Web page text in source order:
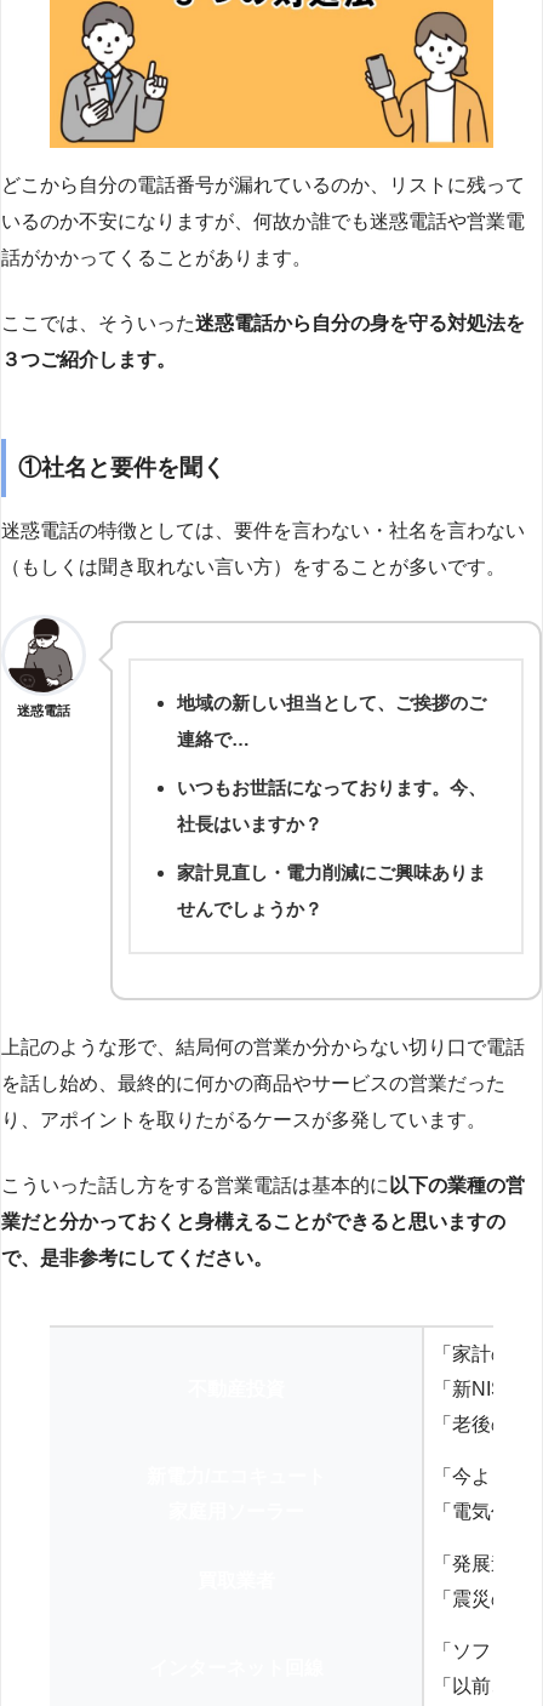
どこから自分の電話番号が漏れているのか、リストに残って
いるのか不安になりますが、何故か誰でも迷惑電話や営業電
話がかかってくることがあります。
ここでは、そういった迷惑電話から自分の身を守る対処法を
３つご紹介します。
①社名と要件を聞く
迷惑電話の特徴としては、要件を言わない・社名を言わない
（もしくは聞き取れない言い方）をすることが多いです。
迷惑電話
地域の新しい担当として、ご挨拶のご
連絡で…
いつもお世話になっております。今、
社長はいますか？
家計見直し・電力削減にご興味ありま
せんでしょうか？
上記のような形で、結局何の営業か分からない切り口で電話
を話し始め、最終的に何かの商品やサービスの営業だった
り、アポイントを取りたがるケースが多発しています。
こういった話し方をする営業電話は基本的に 以下の業種の営
業だと分かっておくと身構えることができると思いますの
で、是非参考にしてください。
「家計の見
「新NISA
「老後の
「今より
「電気代を
「発展途
「震災の
「ソフト
「以前、